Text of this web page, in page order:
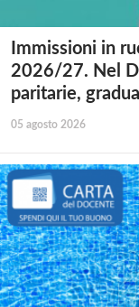
Immissioni in
2026/27. Nel
paritarie,
05 agosto 2026